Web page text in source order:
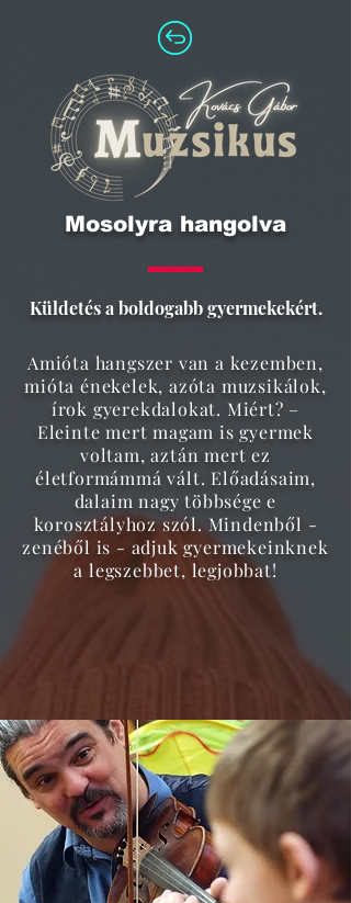
Mosolyra hangolva
Küldetés a boldogabb gyermekekért.
Amióta hangszer van a kezemben,
mióta énekelek, azóta muzsikálok,
írok gyerekdalokat. Miért? –
Eleinte mert magam is gyermek
voltam, aztán mert ez
életformámmá vált. Előadásaim,
dalaim nagy többsége e
korosztályhoz szól. Mindenből -
zenéből is - adjuk gyermekeinknek
a legszebbet, legjobbat!